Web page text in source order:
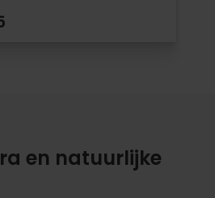
en natuurlijke